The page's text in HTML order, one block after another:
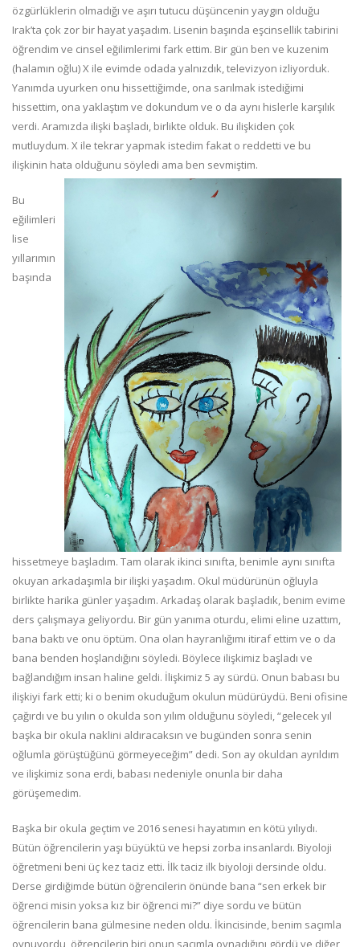
özgürlüklerin olmadığı ve aşırı tutucu düşüncenin yaygın olduğu
Irak’ta çok zor bir hayat yaşadım. Lisenin başında eşcinsellik tabirini
öğrendim ve cinsel eğilimlerimi fark ettim. Bir gün ben ve kuzenim
(halamın oğlu) X ile evimde odada yalnızdık, televizyon izliyorduk.
Yanımda uyurken onu hissettiğimde, ona sarılmak istediğimi
hissettim, ona yaklaştım ve dokundum ve o da aynı hislerle karşılık
verdi. Aramızda ilişki başladı, birlikte olduk. Bu ilişkiden çok
mutluydum. X ile tekrar yapmak istedim fakat o reddetti ve bu
ilişkinin hata olduğunu söyledi ama ben sevmiştim.
Bu
eğilimleri
lise
yıllarımın
başında
hissetmeye başladım. Tam olarak ikinci sınıfta, benimle aynı sınıfta
okuyan arkadaşımla bir ilişki yaşadım. Okul müdürünün oğluyla
birlikte harika günler yaşadım. Arkadaş olarak başladık, benim evime
ders çalışmaya geliyordu. Bir gün yanıma oturdu, elimi eline uzattım,
bana baktı ve onu öptüm. Ona olan hayranlığımı itiraf ettim ve o da
bana benden hoşlandığını söyledi. Böylece ilişkimiz başladı ve
bağlandığım insan haline geldi. İlişkimiz 5 ay sürdü. Onun babası bu
ilişkiyi fark etti; ki o benim okuduğum okulun müdürüydü. Beni ofisine
çağırdı ve bu yılın o okulda son yılım olduğunu söyledi, “gelecek yıl
başka bir okula naklini aldıracaksın ve bugünden sonra senin
oğlumla görüştüğünü görmeyeceğim” dedi. Son ay okuldan ayrıldım
ve ilişkimiz sona erdi, babası nedeniyle onunla bir daha
görüşemedim.
Başka bir okula geçtim ve 2016 senesi hayatımın en kötü yılıydı.
Bütün öğrencilerin yaşı büyüktü ve hepsi zorba insanlardı. Biyoloji
öğretmeni beni üç kez taciz etti. İlk taciz ilk biyoloji dersinde oldu.
Derse girdiğimde bütün öğrencilerin önünde bana “sen erkek bir
öğrenci misin yoksa kız bir öğrenci mi?” diye sordu ve bütün
öğrencilerin bana gülmesine neden oldu. İkincisinde, benim saçımla
oynuyordu, öğrencilerin biri onun saçımla oynadığını gördü ve diğer